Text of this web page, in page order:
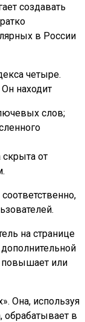
создавать
в России
четыре.
находит
слов;
скрыта от
на странице
повышает или
Она, используя
обрабатывает в